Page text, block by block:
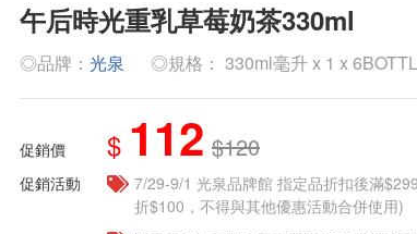
午后時光重乳草莓奶茶330ml
◎品牌： 光泉 ◎規格： 330ml毫升 x 1 x
促銷價 $ 112 $120
促銷活動
7/29-9/1 光泉品牌館 指定品折扣後滿
折$100，不得與其他優惠活動合併使用)